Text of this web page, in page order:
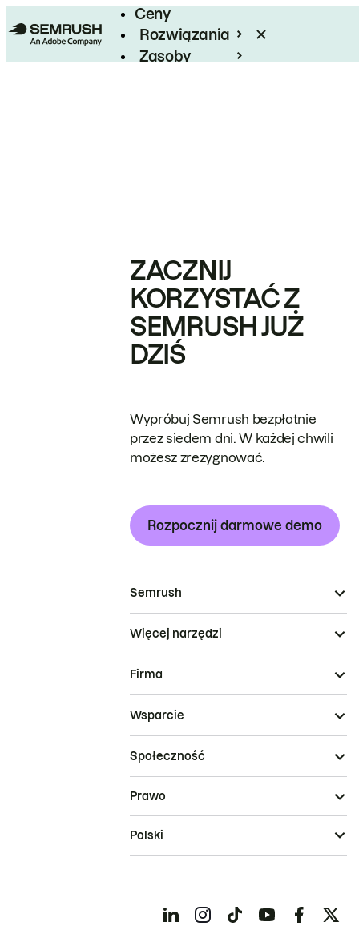
Ceny
Rozwiązania
Zasoby
ZACZNIJ
KORZYSTAĆ Z
SEMRUSH JUŻ
DZIŚ
Wypróbuj Semrush bezpłatnie
przez siedem dni. W każdej chwili
możesz zrezygnować.
Rozpocznij darmowe demo
Semrush
Więcej narzędzi
Firma
Wsparcie
Społeczność
Prawo
Polski